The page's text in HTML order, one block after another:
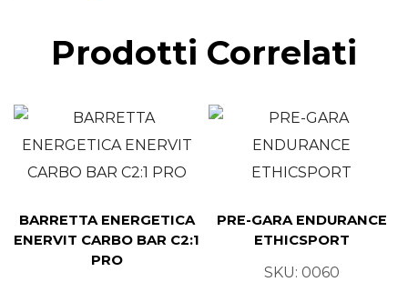
Prodotti Correlati
BARRETTA ENERGETICA
ENERVIT CARBO BAR C2:1
PRO
PRE-GARA ENDURANCE
ETHICSPORT
SKU: 0060